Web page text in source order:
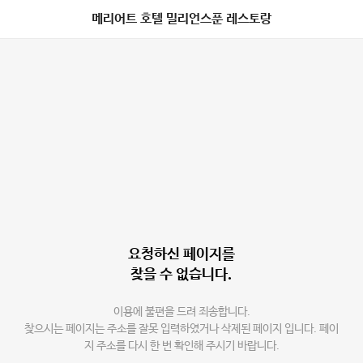
메리어트 호텔 밀리언스푼 레스토랑
요청하신 페이지를
찾을 수 없습니다.
이용에 불편을 드려 죄송합니다.
찾으시는 페이지는 주소를 잘못 입력하였거나 삭제된 페이지 입니다. 페이
지 주소를 다시 한 번 확인해 주시기 바랍니다.